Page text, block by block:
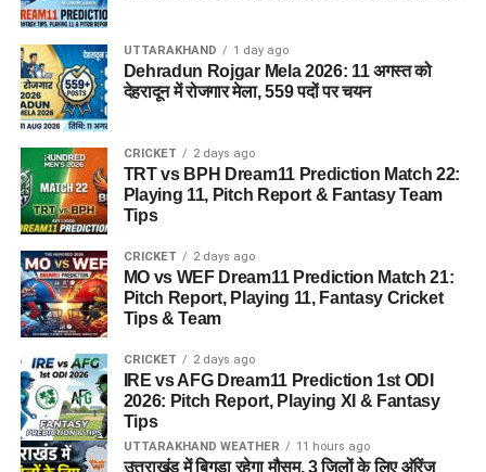
UTTARAKHAND 1 day ago
Dehradun Rojgar Mela 2026: 11 अगस्त को
देहरादून में रोजगार मेला, 559 पदों पर चयन
CRICKET 2 days ago
TRT vs BPH Dream11 Prediction Match 22:
Playing 11, Pitch Report & Fantasy Team
Tips
CRICKET 2 days ago
MO vs WEF Dream11 Prediction Match 21:
Pitch Report, Playing 11, Fantasy Cricket
Tips & Team
CRICKET 2 days ago
IRE vs AFG Dream11 Prediction 1st ODI
2026: Pitch Report, Playing XI & Fantasy
Tips
UTTARAKHAND WEATHER 11 hours ago
उत्तराखंड में बिगड़ा रहेगा मौसम, 3 जिलों के लिए ऑरेंज